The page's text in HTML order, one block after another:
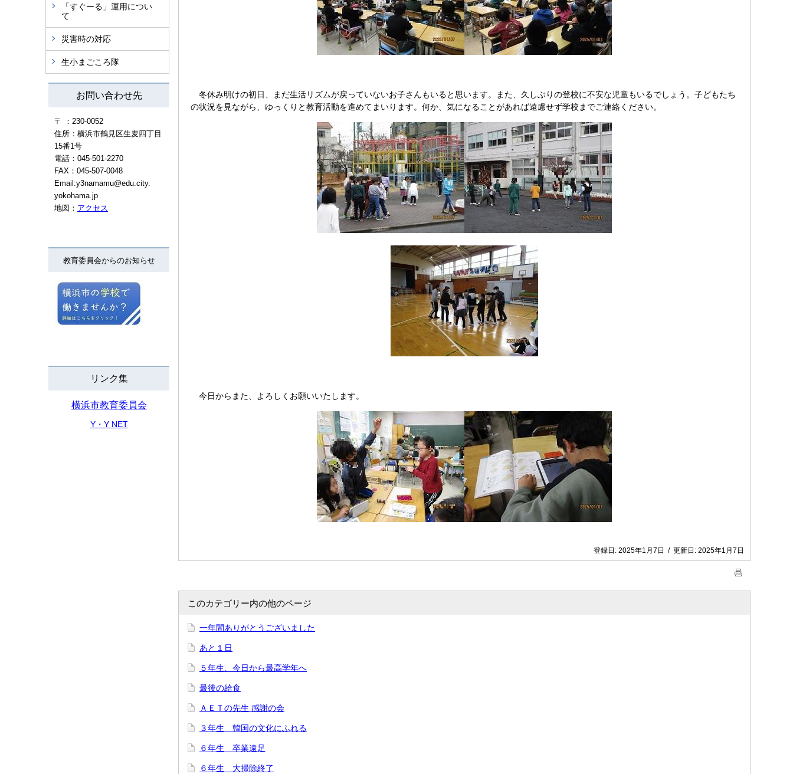
「すぐーる」運用につい
て
災害時の対応
生小まごころ隊
お問い合わせ先
〒 ：230-0052
住所：横浜市鶴見区生麦四丁目
15番1号
電話：045-501-2270
FAX：045-507-0048
Email:y3namamu@edu.city.
yokohama.jp
地図： アクセス
教育委員会からのお知らせ
リンク集
横浜市教育委員会
Y・Y NET
冬休み明けの初日、まだ生活リズムが戻っていないお子さんもいると思います。また、久しぶりの登校に不安な児童もいるでしょう。子どもたち
の状況を見ながら、ゆっくりと教育活動を進めてまいります。何か、気になることがあれば遠慮せず学校までご連絡ください。
今日からまた、よろしくお願いいたします。
登録日: 2025年1月7日 / 更新日: 2025年1月7日
このカテゴリー内の他のページ
一年間ありがとうございました
あと１日
５年生、今日から最高学年へ
最後の給食
ＡＥＴの先生 感謝の会
３年生 韓国の文化にふれる
６年生 卒業遠足
６年生 大掃除終了